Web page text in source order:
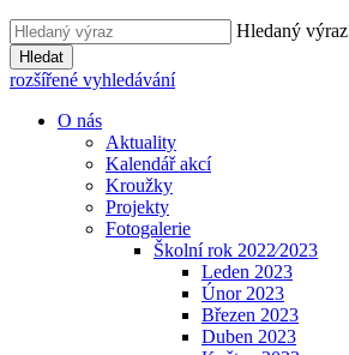
Hledaný výraz
Hledat
rozšířené vyhledávání
O nás
Aktuality
Kalendář akcí
Kroužky
Projekty
Fotogalerie
Školní rok 2022⁄2023
Leden 2023
Únor 2023
Březen 2023
Duben 2023